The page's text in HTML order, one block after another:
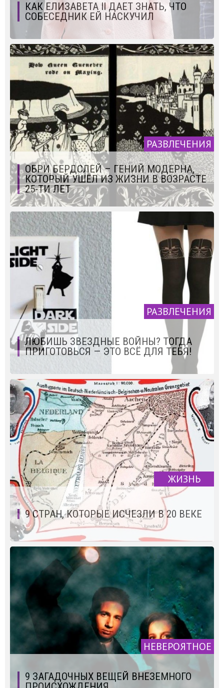
КАК ЕЛИЗАВЕТА II ДАЕТ ЗНАТЬ, ЧТО
СОБЕСЕДНИК ЕЙ НАСКУЧИЛ
РАЗВЛЕЧЕНИЯ
ОБРИ БЕРДСЛЕЙ – ГЕНИЙ МОДЕРНА,
КОТОРЫЙ УШЁЛ ИЗ ЖИЗНИ В ВОЗРАСТЕ
25-ТИ ЛЕТ
РАЗВЛЕЧЕНИЯ
ЛЮБИШЬ ЗВЕЗДНЫЕ ВОЙНЫ? ТОГДА
ПРИГОТОВЬСЯ — ЭТО ВСЁ ДЛЯ ТЕБЯ!
ЖИЗНЬ
9 СТРАН, КОТОРЫЕ ИСЧЕЗЛИ В 20 ВЕКЕ
НЕВЕРОЯТНОЕ
9 ЗАГАДОЧНЫХ ВЕЩЕЙ ВНЕЗЕМНОГО